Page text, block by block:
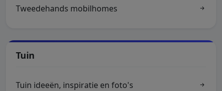
Tweedehands mobilhomes
Tuin
Tuin ideeën, inspiratie en foto's